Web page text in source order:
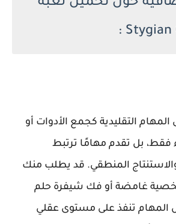
Stygian
المهام التقليدية كجمع الأدوات أو
فقط، بل تقدم مهامًا ترتبط
المنطقي. قد يطلب منك
غامضة أو فك شيفرة حلم
المهام تنفذ على مستوى عقلي